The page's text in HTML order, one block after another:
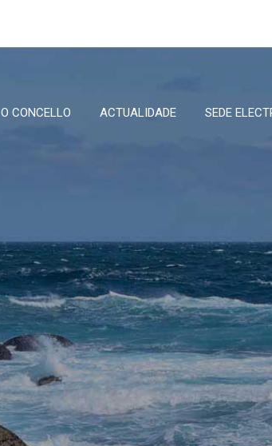
O CONCELLO ACTUALIDADE SEDE